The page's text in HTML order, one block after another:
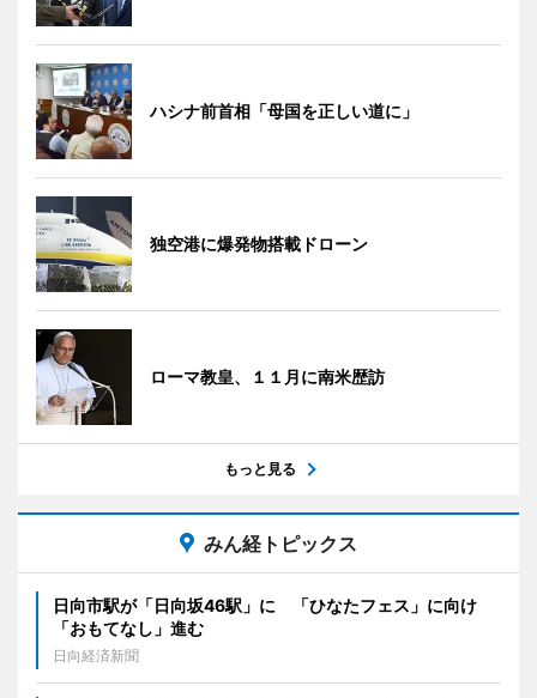
ハシナ前首相「母国を正しい道に」
独空港に爆発物搭載ドローン
ローマ教皇、１１月に南米歴訪
もっと見る
みん経トピックス
日向市駅が「日向坂46駅」に 「ひなたフェス」に向け
「おもてなし」進む
日向経済新聞